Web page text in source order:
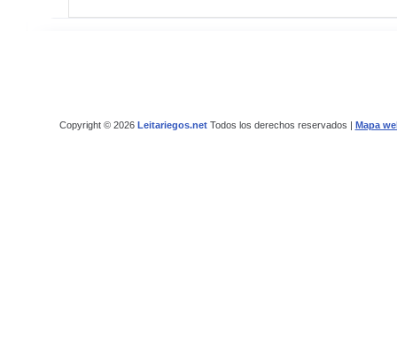
Copyright © 2026 Leitariegos.netTodos los derechos reservados | Mapa